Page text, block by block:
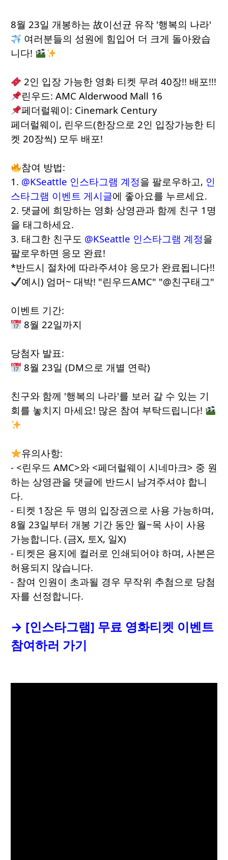
8월 23일 개봉하는 故이선균 유작 '행복의 나라'
여러분들의 성원에 힘입어 더 크게 돌아왔습
니다!
2인 입장 가능한 영화 티켓 무려 40장!! 배포!!!
린우드: AMC Alderwood Mall 16
페더럴웨이: Cinemark Century
페더럴웨이, 린우드(한장으로 2인 입장가능한 티
켓 20장씩) 모두 배포!
참여 방법:
1. @KSeattle 인스타그램 계정을 팔로우하고, 인
스타그램 이벤트 게시글에 좋아요를 누르세요.
2. 댓글에 희망하는 영화 상영관과 함께 친구 1명
을 태그하세요.
3. 태그한 친구도 @KSeattle 인스타그램 계정을
팔로우하면 응모 완료!
*반드시 절차에 따라주셔야 응모가 완료됩니다!!
예시) 엄머~ 대박! "린우드AMC" "@친구태그"
이벤트 기간:
8월 22일까지
당첨자 발표:
8월 23일 (DM으로 개별 연락)
친구와 함께 '행복의 나라'를 보러 갈 수 있는 기
회를 놓치지 마세요! 많은 참여 부탁드립니다!
유의사항:
- <린우드 AMC>와 <페더럴웨이 시네마크> 중 원
하는 상영관을 댓글에 반드시 남겨주셔야 합니
다.
- 티켓 1장은 두 명의 입장권으로 사용 가능하며,
8월 23일부터 개봉 기간 동안 월~목 사이 사용
가능합니다. (금X, 토X, 일X)
- 티켓은 용지에 컬러로 인쇄되어야 하며, 사본은
허용되지 않습니다.
- 참여 인원이 초과될 경우 무작위 추첨으로 당첨
자를 선정합니다.
→ [인스타그램] 무료 영화티켓 이벤트
참여하러 가기